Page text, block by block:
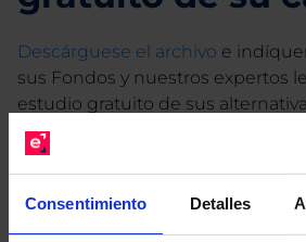
Consentimiento Detalles
Descárguese el archivo e
sus Fondos y nuestros expertos
estudio gratuito de sus
Limpias con las que podrá